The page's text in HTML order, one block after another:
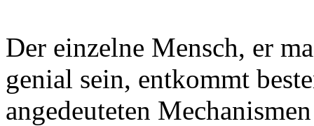
Der einzelne Mensch, er
genial sein, entkommt
angedeuteten